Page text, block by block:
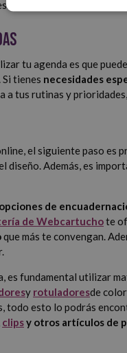
tu agenda es que
tienes necesidades
a tus rutinas y
el siguiente paso
diseño. Además, es
opciones de
de Webcartuchote
que más te convengan.
es fundamental utilizar
y rotuladoresde
todo esto lo podrás
clipsy otros artículos de